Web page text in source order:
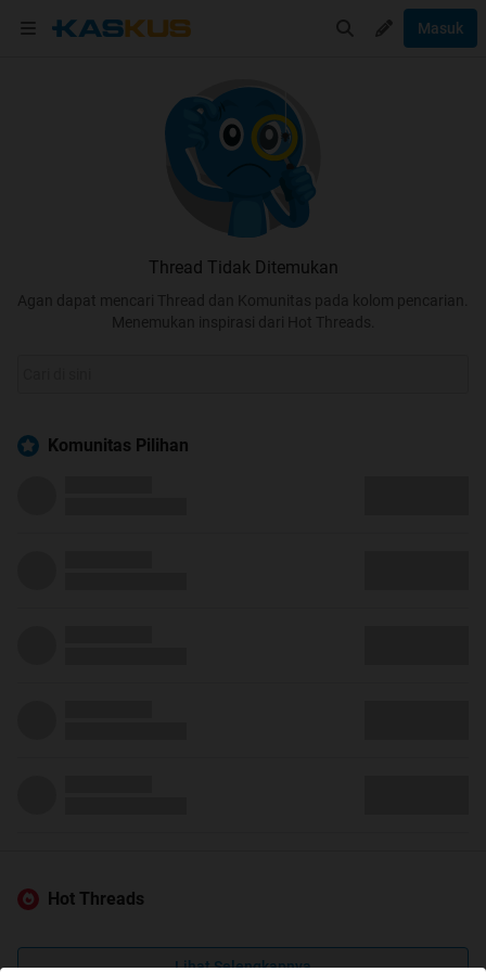
Masuk
Thread Tidak Ditemukan
Agan dapat mencari Thread dan Komunitas pada kolom pencarian.
Menemukan inspirasi dari Hot Threads.
Komunitas Pilihan
Hot Threads
Lihat Selengkapnya